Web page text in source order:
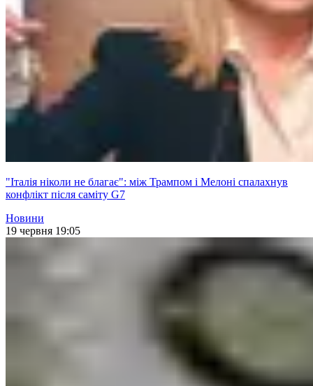
"Італія ніколи не благає": між Трампом і Мелоні спалахнув
конфлікт після саміту G7
Новини
19 червня 19:05